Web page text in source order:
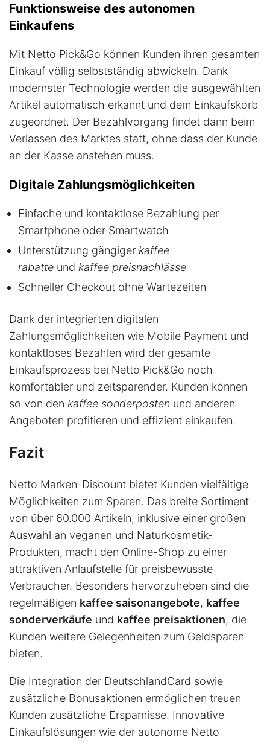
Funktionsweise des autonomen
Einkaufens
Mit Netto Pick&Go können Kunden ihren gesamten
Einkauf völlig selbstständig abwickeln. Dank
modernster Technologie werden die ausgewählten
Artikel automatisch erkannt und dem Einkaufskorb
zugeordnet. Der Bezahlvorgang findet dann beim
Verlassen des Marktes statt, ohne dass der Kunde
an der Kasse anstehen muss.
Digitale Zahlungsmöglichkeiten
Einfache und kontaktlose Bezahlung per
Smartphone oder Smartwatch
Unterstützung gängiger kaffee
rabatte und kaffee preisnachlässe
Schneller Checkout ohne Wartezeiten
Dank der integrierten digitalen
Zahlungsmöglichkeiten wie Mobile Payment und
kontaktloses Bezahlen wird der gesamte
Einkaufsprozess bei Netto Pick&Go noch
komfortabler und zeitsparender. Kunden können
so von den kaffee sonderposten und anderen
Angeboten profitieren und effizient einkaufen.
Fazit
Netto Marken-Discount bietet Kunden vielfältige
Möglichkeiten zum Sparen. Das breite Sortiment
von über 60.000 Artikeln, inklusive einer großen
Auswahl an veganen und Naturkosmetik-
Produkten, macht den Online-Shop zu einer
attraktiven Anlaufstelle für preisbewusste
Verbraucher. Besonders hervorzuheben sind die
regelmäßigen kaffee saisonangebote, kaffee
sonderverkäufe und kaffee preisaktionen, die
Kunden weitere Gelegenheiten zum Geldsparen
bieten.
Die Integration der DeutschlandCard sowie
zusätzliche Bonusaktionen ermöglichen treuen
Kunden zusätzliche Ersparnisse. Innovative
Einkaufslösungen wie der autonome Netto